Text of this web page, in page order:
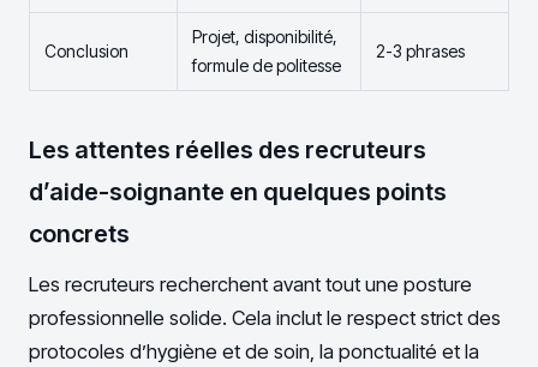
Conclusion
Projet, disponibilité,
formule de politesse
2-3 phrases
Les attentes réelles des recruteurs
d’aide-soignante en quelques points
concrets
Les recruteurs recherchent avant tout une posture
professionnelle solide. Cela inclut le respect strict des
protocoles d’hygiène et de soin, la ponctualité et la